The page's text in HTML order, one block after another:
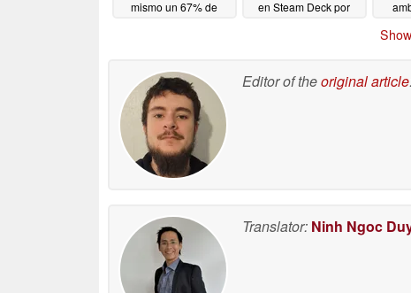
mismo un 67% de
en Steam Deck por
75%
Editor of theoriginal article
Translator: Ninh Ngoc